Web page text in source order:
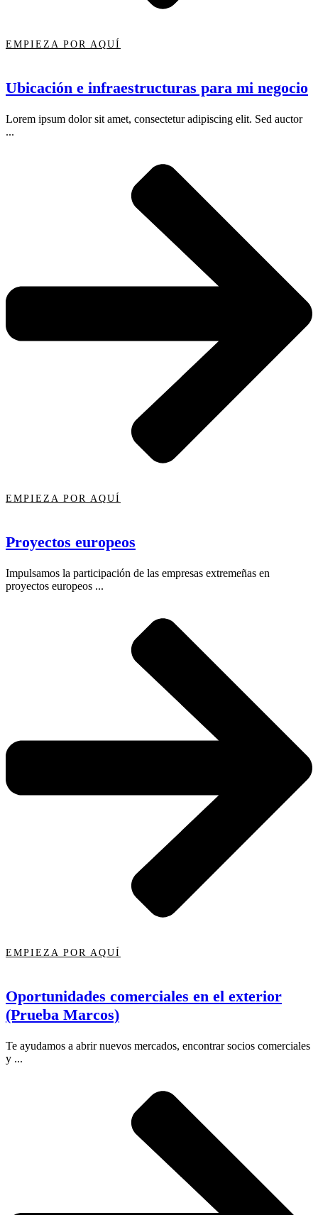
EMPIEZA POR AQUÍ
Ubicación e infraestructuras para mi negocio
Lorem ipsum dolor sit amet, consectetur adipiscing elit. Sed auctor
...
EMPIEZA POR AQUÍ
Proyectos europeos
Impulsamos la participación de las empresas extremeñas en
proyectos europeos ...
EMPIEZA POR AQUÍ
Oportunidades comerciales en el exterior
(Prueba Marcos)
Te ayudamos a abrir nuevos mercados, encontrar socios comerciales
y ...